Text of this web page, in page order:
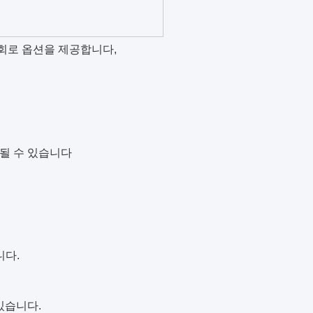
로 옵션 을 제공합니다,
수 있습니다
다.
습니다.